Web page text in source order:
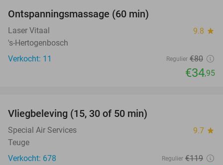
NEW
TODAY
Ontspanningsmassage (60 min)
Laser Vitaal 9.8 star
's-Hertogenbosch
Verkocht: 11
Regulier €80
€34,95
NEW
TODAY
Vliegbeleving (15, 30 of 50 min)
Special Air Services 9.7 star
Teuge
Verkocht: 678
Regulier €119